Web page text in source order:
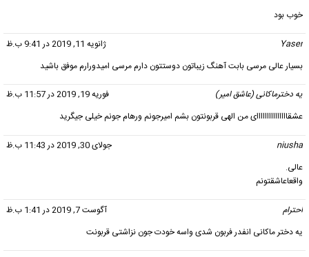
خوب بود
Yaser
ژانویه 11, 2019 در 9:41 ب.ظ
بسیار عالی مرسی بابت آهنگ زیباتون دوستتون دارم مرسی امیدورارم موفق باشید
یه دخترماکانی (عاشق امیر)
فوریه 19, 2019 در 11:57 ب.ظ
عشقااااااااااااااای من الهی قربونتون بشم امیرجونم ورهام جونم خیلی جیگرید
niusha
جولای 30, 2019 در 11:43 ب.ظ
عالی.
واقعاعاشقتونم
احترام
آگوست 7, 2019 در 1:41 ب.ظ
یه دختر ماکانی انفدر فربون شدی واسه خودت جون نزاشتی قربونت